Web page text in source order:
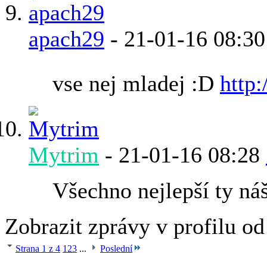
apach29 - 21-01-16 08:30
vse nej mladej :D
Mytrim - 21-01-16 08:28
Všechno nejlepší ty
Zobrazit zprávy v profilu
Strana 1 z 4 1 23 ... Poslední